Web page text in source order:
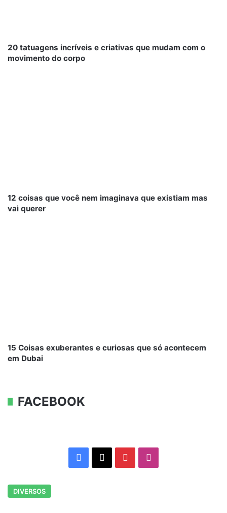
20 tatuagens incríveis e criativas que mudam com o
movimento do corpo
12 coisas que você nem imaginava que existiam mas
vai querer
15 Coisas exuberantes e curiosas que só acontecem
em Dubai
FACEBOOK
Facebook
X Pinterest
DIVERSOS